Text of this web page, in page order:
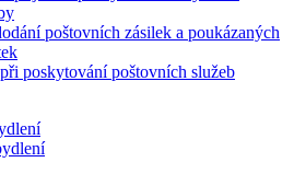
poštovních zásilek a poukázaných
poskytování poštovních služeb